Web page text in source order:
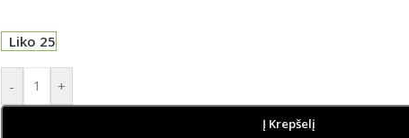
Liko 25
- +
Į Krepšelį